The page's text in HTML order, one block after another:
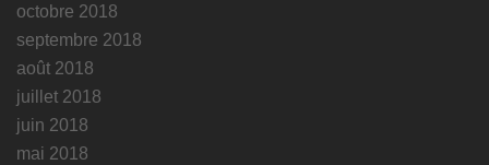
octobre 2018
septembre 2018
août 2018
juillet 2018
juin 2018
mai 2018